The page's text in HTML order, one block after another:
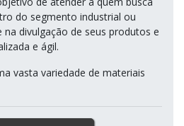
do segmento industrial ou
divulgação de seus produtos e
e ágil.
vasta variedade de materiais